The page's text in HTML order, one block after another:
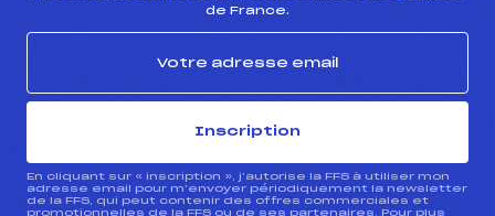
de France.
Inscription
En cliquant sur « inscription », j’autorise la FFS à utiliser mon
adresse email pour m’envoyer périodiquement la newsletter
de la FFS, qui peut contenir des offres commerciales et
promotionnelles de la FFS ou de ses partenaires. Pour plus